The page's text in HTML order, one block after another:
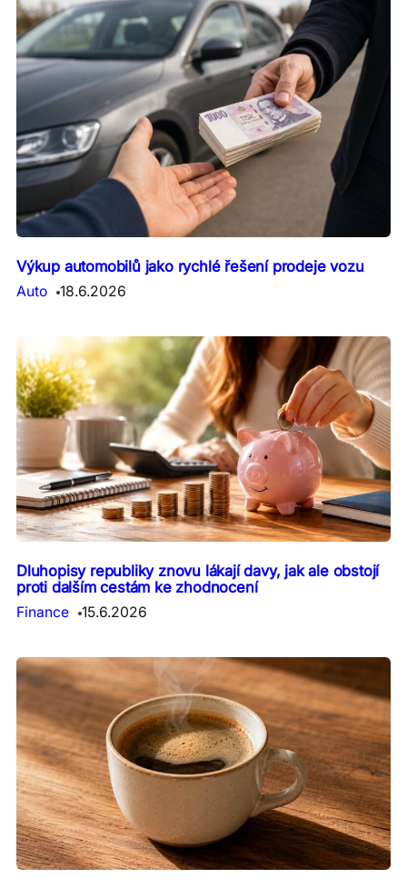
Výkup automobilů jako rychlé řešení prodeje vozu
Auto 18.6.2026
Dluhopisy republiky znovu lákají davy, jak ale obstojí
proti dalším cestám ke zhodnocení
Finance 15.6.2026